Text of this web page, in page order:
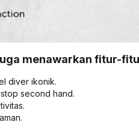
menawarkan fitur-
diver ikonik.
second hand.